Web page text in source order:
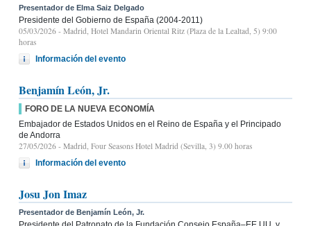
Presentador de Elma Saiz Delgado
Presidente del Gobierno de España (2004-2011)
05/03/2026 - Madrid, Hotel Mandarin Oriental Ritz (Plaza de la Lealtad, 5) 9:00
horas
Información del evento
Benjamín León, Jr.
FORO DE LA NUEVA ECONOMÍA
Embajador de Estados Unidos en el Reino de España y el Principado
de Andorra
27/05/2026 - Madrid, Four Seasons Hotel Madrid (Sevilla, 3) 9.00 horas
Información del evento
Josu Jon Imaz
Presentador de Benjamín León, Jr.